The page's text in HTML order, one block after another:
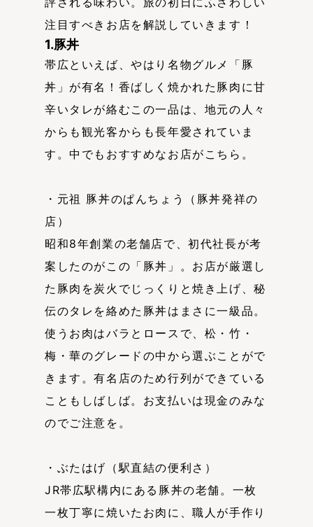
注目すべきお店を解説していきます！
1.豚丼
帯広といえば、やはり名物グルメ「豚
丼」が有名！香ばしく焼かれた豚肉に甘
辛いタレが絡むこの一品は、地元の人々
からも観光客からも長年愛されていま
す。中でもおすすめなお店がこちら。
・元祖 豚丼のぱんちょう（豚丼発祥の
店）
昭和8年創業の老舗店で、初代社長が考
案したのがこの「豚丼」。お店が厳選し
た豚肉を炭火でじっくりと焼き上げ、秘
伝のタレを絡めた豚丼はまさに一級品。
使うお肉はバラとロースで、松・竹・
梅・華のグレードの中から選ぶことがで
きます。有名店のため行列ができている
こともしばしば。お支払いは現金のみな
のでご注意を。
・ぶたはげ（駅直結の便利さ）
JR帯広駅構内にある豚丼の老舗。一枚
一枚丁寧に焼いたお肉に、職人が手作り